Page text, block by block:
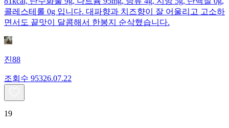
콜레스테롤 0g 입니다. 대파향과 치즈향이 잘 어울리고 고소하
면서도 끝맛이 달콤해서 한봉지 순삭했습니다.
진88
조회수 95326.07.22
19